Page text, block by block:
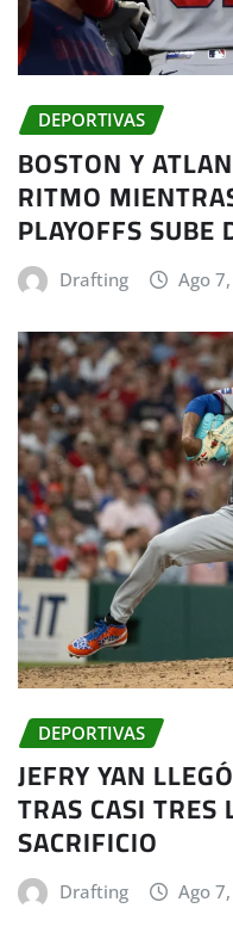
DEPORTIVAS
BOSTON Y
RITMO
PLAYOFFS SUBE
Drafting Ago
DEPORTIVAS
JEFRY YAN
TRAS CASI TRES
SACRIFICIO
Drafting Ago